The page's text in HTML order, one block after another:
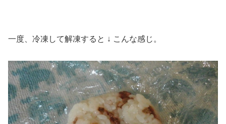
一度、冷凍して解凍すると ↓ こんな感じ。